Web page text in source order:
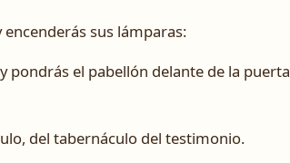
sus lámparas:
pondrás el pabellón delante de la puerta
del tabernáculo del testimonio.